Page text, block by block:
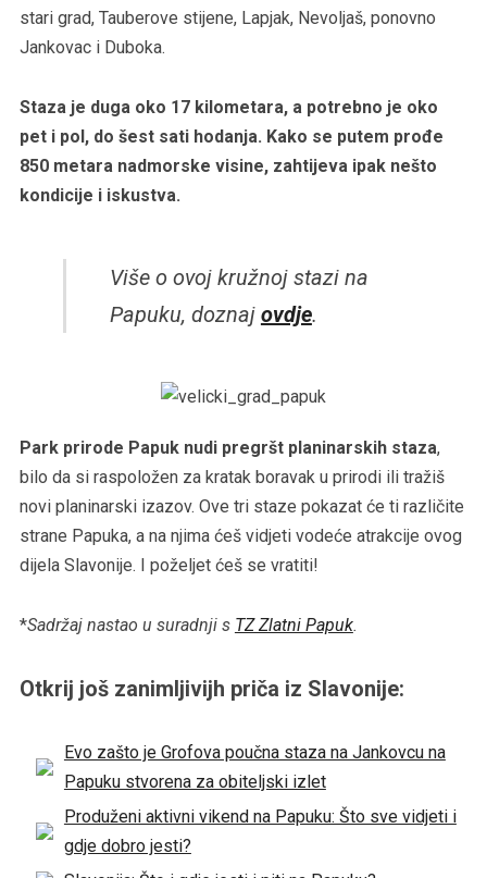
stari grad, Tauberove stijene, Lapjak, Nevoljaš, ponovno
Jankovac i Duboka.
Staza je duga oko 17 kilometara, a potrebno je oko
pet i pol, do šest sati hodanja. Kako se putem prođe
850 metara nadmorske visine, zahtijeva ipak nešto
kondicije i iskustva.
Više o ovoj kružnoj stazi na
Papuku, doznaj ovdje.
Park prirode Papuk nudi pregršt planinarskih staza,
bilo da si raspoložen za kratak boravak u prirodi ili tražiš
novi planinarski izazov. Ove tri staze pokazat će ti različite
strane Papuka, a na njima ćeš vidjeti vodeće atrakcije ovog
dijela Slavonije. I poželjet ćeš se vratiti!
*Sadržaj nastao u suradnji s TZ Zlatni Papuk.
Otkrij još zanimljivijh priča iz Slavonije:
Evo zašto je Grofova poučna staza na Jankovcu na
Papuku stvorena za obiteljski izlet
Produženi aktivni vikend na Papuku: Što sve vidjeti i
gdje dobro jesti?